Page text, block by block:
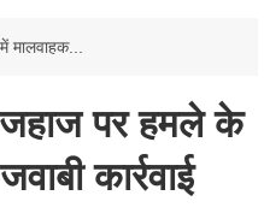
मालवाहक...
जहाज पर हमले के
कार्रवाई